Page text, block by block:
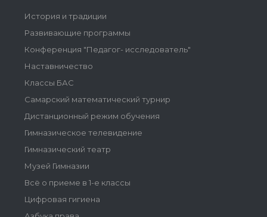
История и традиции
Развивающие программы
Конференция "Педагог- исследователь"
Наставничество
Классы БАС
Самарский математический турнир
Дистанционный режим обучения
Гимназическое телевидение
Гимназический театр
Музей Гимназии
Всё о приеме в 1-е классы
Цифровая гигиена